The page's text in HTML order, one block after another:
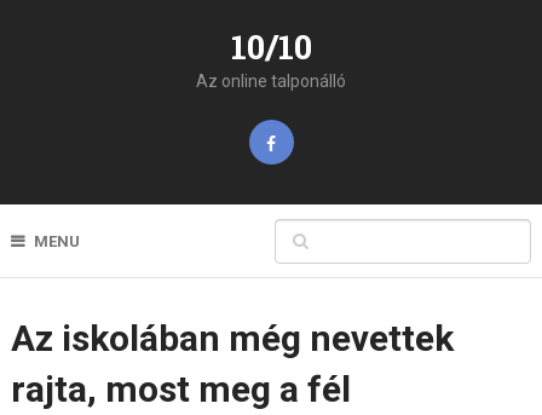
10/10
Az online talponálló
MENU
Az iskolában még nevettek
rajta, most meg a fél